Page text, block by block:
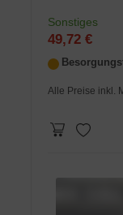
Sonstiges
49,72 €
Alle Preise inkl.